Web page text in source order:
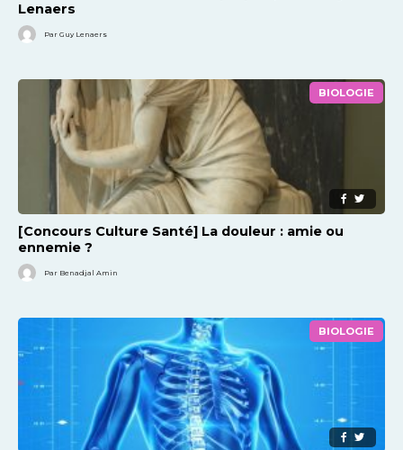
Lenaers
Par Guy Lenaers
BIOLOGIE
[Concours Culture Santé] La douleur : amie ou
ennemie ?
Par Benadjal Amin
BIOLOGIE